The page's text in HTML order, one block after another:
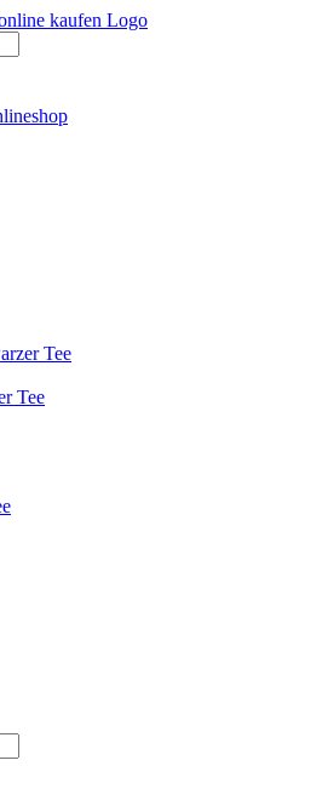
Tee
Tee